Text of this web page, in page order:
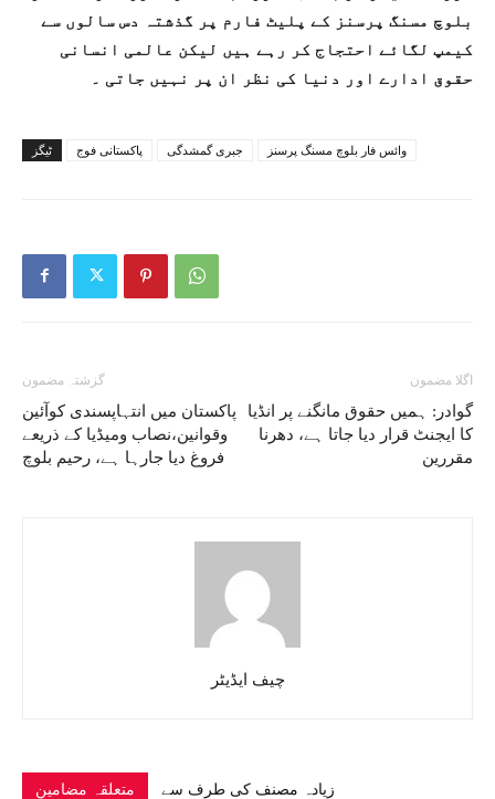
بلوچ مسنگ پرسنز کے پلیٹ فارم پر گذشتہ دس سالوں سے
کیمپ لگائے احتجاج کر رہے ہیں لیکن عالمی انسانی
حقوق ادارے اور دنیا کی نظر ان پر نہیں جاتی ۔
ٹیگز پاکستانی فوج جبری گمشدگی وائس فار بلوچ مسنگ پرسنز
گزشتہ مضمون
پاکستان میں انتہاپسندی کوآئین
وقوانین،نصاب ومیڈیا کے ذریعے
فروغ دیا جارہا ہے، رحیم بلوچ
اگلا مضمون
گوادر: ہمیں حقوق مانگنے پر انڈیا
کا ایجنٹ قرار دیا جاتا ہے، دھرنا
مقررین
چیف ایڈیٹر
متعلقہ مضامین زیادہ مصنف کی طرف سے